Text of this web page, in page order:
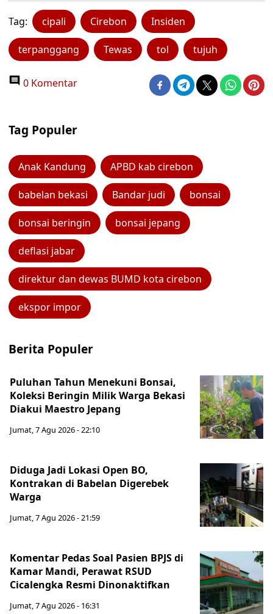
Tag: cipali Cirebon Insiden
terpanggang Tewas tol tujuh
0 Komentar
Tag Populer
Anak Kandung APBD kab cirebon
babelan bekasi Bandar judi bonsai
bonsai beringin bonsai jepang
deflasi jabar
direktur dan dewas BUMD kota cirebon
ekspor impor
Berita Populer
Puluhan Tahun Menekuni Bonsai,
Koleksi Beringin Milik Warga Bekasi
Diakui Maestro Jepang
Jumat, 7 Agu 2026 - 22:10
Diduga Jadi Lokasi Open BO,
Kontrakan di Babelan Digerebek
Warga
Jumat, 7 Agu 2026 - 21:59
Komentar Pedas Soal Pasien BPJS di
Kamar Mandi, Perawat RSUD
Cicalengka Resmi Dinonaktifkan
Jumat, 7 Agu 2026 - 16:31